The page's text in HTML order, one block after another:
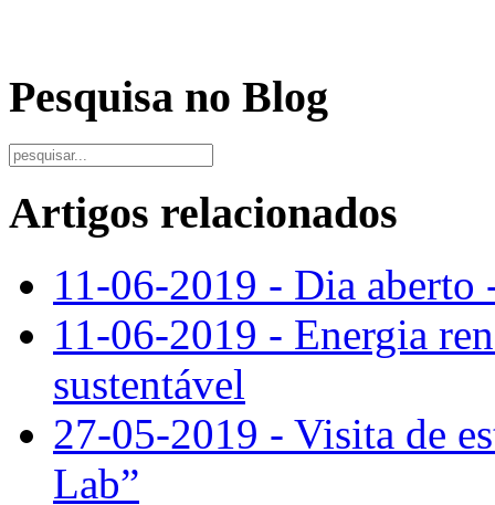
Pesquisa no Blog
Artigos relacionados
11-06-2019 - Dia aberto
11-06-2019 - Energia
sustentável
27-05-2019 - Visita de
Lab”